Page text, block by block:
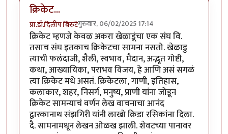
क्रिकेट...
प्रा.डॉ.दिलीप बिरुटेगुरुवार, 06/02/2025 17:14
क्रिकेट म्हणजे केवळ अकरा खेळाडूंचा एक संघ वि.
तसाच संघ इतकाच क्रिकेटचा सामना नसतो. खेळाडु
त्याची फलंदाजी, शैली, स्वभाव, मैदान, अद्भूत गोष्टी,
कथा, आख्यायिका, पराभव विजय, हे आणि असं सगळं
त्या क्रिकेट मधे असतं. क्रिकेटला, गाणी, इतिहास,
कलाकार, शहर, निसर्ग, मनुष्य, प्राणी यांना जोडून
क्रिकेट सामन्याचं वर्णन लेख वाचनाचा आनंद
द्वारकानाथ संझगिरी यांनी लाखो क्रिडा रसिकांना दिला.
दै. सामनामधून लेखन ओळख झाली. शेवटच्या पानावर